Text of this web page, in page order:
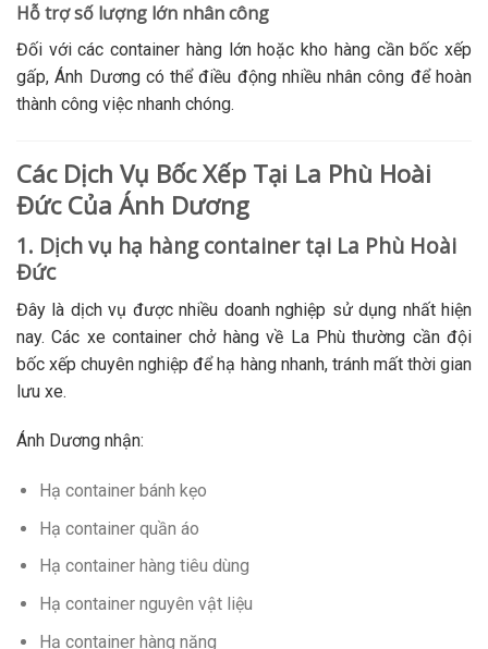
Hỗ trợ số lượng lớn nhân công
Đối với các container hàng lớn hoặc kho hàng cần bốc xếp
gấp, Ánh Dương có thể điều động nhiều nhân công để hoàn
thành công việc nhanh chóng.
Các Dịch Vụ Bốc Xếp Tại La Phù Hoài
Đức Của Ánh Dương
1. Dịch vụ hạ hàng container tại La Phù Hoài
Đức
Đây là dịch vụ được nhiều doanh nghiệp sử dụng nhất hiện
nay. Các xe container chở hàng về La Phù thường cần đội
bốc xếp chuyên nghiệp để hạ hàng nhanh, tránh mất thời gian
lưu xe.
Ánh Dương nhận:
Hạ container bánh kẹo
Hạ container quần áo
Hạ container hàng tiêu dùng
Hạ container nguyên vật liệu
Hạ container hàng nặng